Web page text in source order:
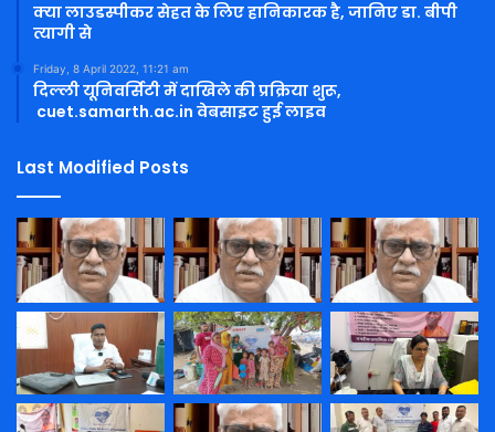
क्या लाउडस्पीकर सेहत के लिए हानिकारक है, जानिए डा. बीपी
त्यागी से
Friday, 8 April 2022, 11:21 am
दिल्ली यूनिवर्सिटी में दाखिले की प्रक्रिया शुरू,
cuet.samarth.ac.in वेबसाइट हुई लाइव
Last Modified Posts